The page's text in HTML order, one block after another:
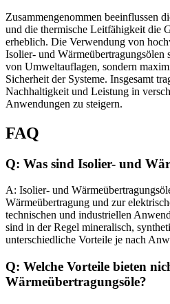
Zusammengenommen beeinflussen
und die thermische Leitfähigkeit die
erheblich. Die Verwendung von
Isolier- und
von Umweltauflagen, sondern
Sicherheit der Systeme. Insgesamt
Nachhaltigkeit und Leistung in
Anwendungen zu steigern.
FAQ
Q: Was sind Isolier- und
A: Isolier- und
Wärmeübertragung und zur
technischen und industriellen
sind in der Regel mineralisch,
unterschiedliche Vorteile je nach
Q: Welche Vorteile bieten
Wärmeübertragungsöle?